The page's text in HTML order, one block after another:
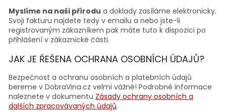
Myslíme na naši přírodu a doklady zasíláme elektronicky.
Svoji fakturu najdete tedy v emailu a nebo jste-li
registrovaným zákazníkem pak máte tuto k dispozici po
přihlášení v zákaznické části.
JAK JE ŘEŠENA OCHRANA OSOBNÍCH ÚDAJŮ?
Bezpečnost a ochranu osobních a platebních údajů
bereme v DobraVina.cz velmi vážně! Podrobné informace
naleznete v dokumentu Zásady ochrany osobních a
dalších zpracovávaných údajů.